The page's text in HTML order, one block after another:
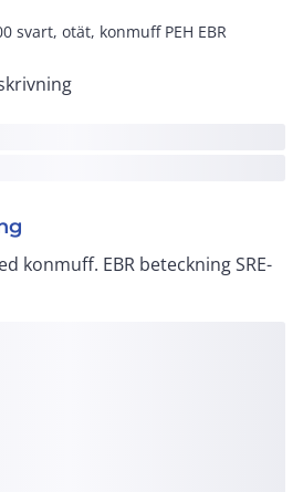
svart, otät, konmuff PEH EBR
konmuff. EBR beteckning SRE-